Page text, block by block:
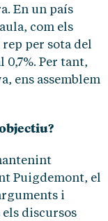
En un país
com els
per sota del
0,7%. Per tant,
ens assemblem
Puigdemont, el
i
els discursos